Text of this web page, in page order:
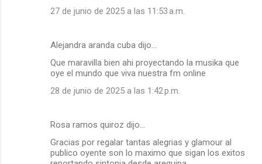
27 de junio de 2025 a las 11:53 a.m.
Alejandra aranda cuba dijo…
Que maravilla bien ahi proyectando la musika que
oye el mundo que viva nuestra fm online
28 de junio de 2025 a las 1:42 p.m.
Rosa ramos quiroz dijo…
Gracias por regalar tantas alegrias y glamour al
publico oyente son lo maximo que sigan los exitos